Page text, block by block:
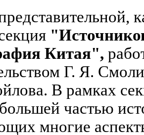
Китая",
Г. Я.
В рамках
частью
многие